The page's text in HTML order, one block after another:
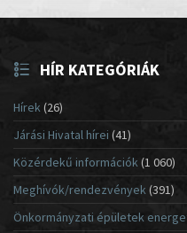
HÍR KATEGÓRIÁK
Hírek(26)
Járási Hivatal hírei (41)
Közérdekű információk(1 060)
Meghívók/rendezvények (391)
Önkormányzati épületek